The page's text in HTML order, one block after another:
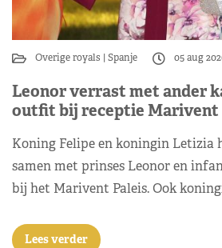
Overige royals Spanje 05 aug
Leonor verrast met ander
outfit bij receptie Marivent
Koning Felipe en koningin Letizia
samen met prinses Leonor en
bij het Marivent Paleis. Ook
Lees verder